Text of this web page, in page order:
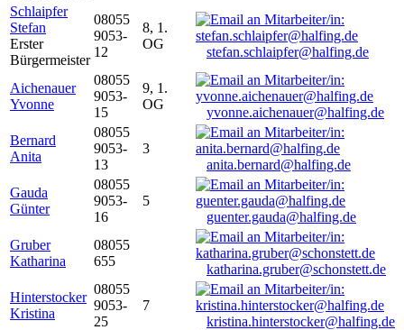
Schlaipfer
Stefan
Erster
Bürgermeister
08055
9053-
12
8, 1.
OG
stefan.schlaipfer@halfing.de
Aichenauer
Yvonne
08055
9053-
15
9, 1.
OG
yvonne.aichenauer@halfing.de
Bernard
Anita
08055
9053-
13
3
anita.bernard@halfing.de
Gauda
Günter
08055
9053-
16
5
guenter.gauda@halfing.de
Gruber
Katharina
08055
655
katharina.gruber@schonstett.de
Hinterstocker
Kristina
08055
9053-
25
7
kristina.hinterstocker@halfing.de